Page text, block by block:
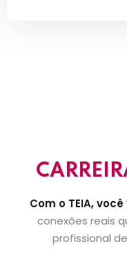
Com o TEIA,
conexões reais
profissional